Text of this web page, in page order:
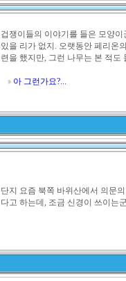
겁쟁이들의 이야기를 들은 모양
있을 리가 없지. 오랫동안 페리온
련을 했지만, 그런 나무는 본 적도
아 그런가요?...
단지 요즘 북쪽 바위산에서 의문
다고 하는데, 조금 신경이 쓰이는